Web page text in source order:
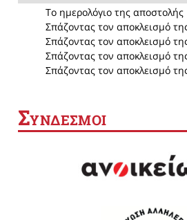
Το ημερολόγιο της αποστολής
Σπάζοντας τον αποκλεισμό
Σπάζοντας τον αποκλεισμό
Σπάζοντας τον αποκλεισμό
Σπάζοντας τον αποκλεισμό
ΣΥΝΔΕΣΜΟΙ